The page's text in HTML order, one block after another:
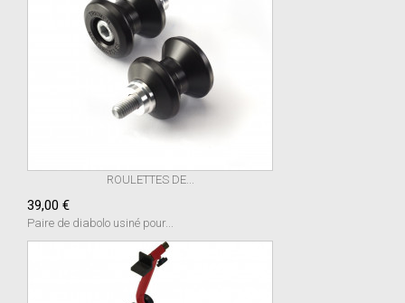
ROULETTES DE...
39,00 €
Paire de diabolo usiné pour...